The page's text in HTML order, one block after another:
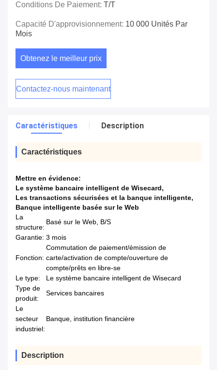
Conditions De Paiement: T/T
Capacité D'approvisionnement: 10 000 Unités Par
Mois
Obtenez le meilleur prix
Contactez-nous maintenant
Caractéristiques Description
Caractéristiques
Mettre en évidence:
Le système bancaire intelligent de Wisecard,
Les transactions sécurisées et la banque intelligente,
Banque intelligente basée sur le Web
La
structure:
Basé sur le Web, B/S
Garantie: 3 mois
Fonction:
Commutation de paiement/émission de
carte/activation de compte/ouverture de
compte/prêts en libre-se
Le type:
Le système bancaire intelligent de Wisecard
Type de
produit:
Services bancaires
Le
secteur
industriel:
Banque, institution financière
Description